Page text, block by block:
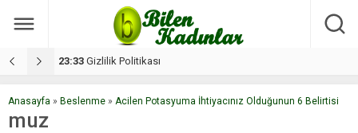
17:08 Dilan, düğününe 5 gün kala hayatını kaybetti
Anasayfa » Beslenme » Acilen Potasyuma İhtiyacınız Olduğunun 6 Belirtisi
muz